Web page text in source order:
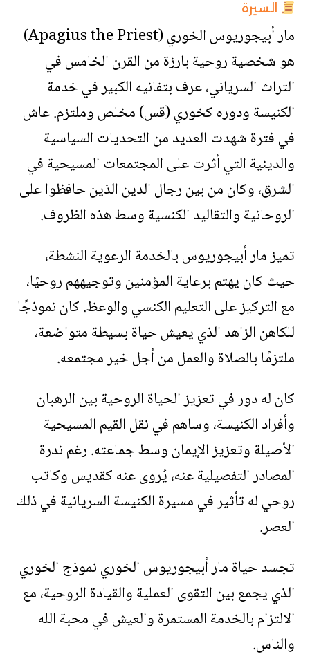
السيرة
مار أبيجوريوس الخوري (Apagius the Priest)
هو شخصية روحية بارزة من القرن الخامس في
التراث السرياني، عرف بتفانيه الكبير في خدمة
الكنيسة ودوره كخوري (قس) مخلص وملتزم. عاش
في فترة شهدت العديد من التحديات السياسية
والدينية التي أثرت على المجتمعات المسيحية في
الشرق، وكان من بين رجال الدين الذين حافظوا على
الروحانية والتقاليد الكنسية وسط هذه الظروف.
تميز مار أبيجوريوس بالخدمة الرعوية النشطة،
حيث كان يهتم برعاية المؤمنين وتوجيههم روحيًا،
مع التركيز على التعليم الكنسي والوعظ. كان نموذجًا
للكاهن الزاهد الذي يعيش حياة بسيطة متواضعة،
ملتزمًا بالصلاة والعمل من أجل خير مجتمعه.
كان له دور في تعزيز الحياة الروحية بين الرهبان
وأفراد الكنيسة، وساهم في نقل القيم المسيحية
الأصيلة وتعزيز الإيمان وسط جماعته. رغم ندرة
المصادر التفصيلية عنه، يُروى عنه كقديس وكاتب
روحي له تأثير في مسيرة الكنيسة السريانية في ذلك
العصر.
تجسد حياة مار أبيجوريوس الخوري نموذج الخوري
الذي يجمع بين التقوى العملية والقيادة الروحية، مع
الالتزام بالخدمة المستمرة والعيش في محبة الله
والناس.